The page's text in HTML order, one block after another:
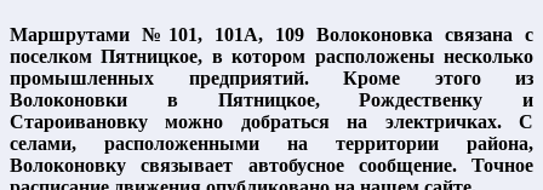
Маршрутами №101, 101А, 109 Волоконовка связана с
поселком Пятницкое, в котором расположены несколько
промышленных предприятий. Кроме этого из
Волоконовки в Пятницкое, Рождественку и
Староивановку можно добраться на электричках. С
селами, расположенными на территории района,
Волоконовку связывает автобусное сообщение. Точное